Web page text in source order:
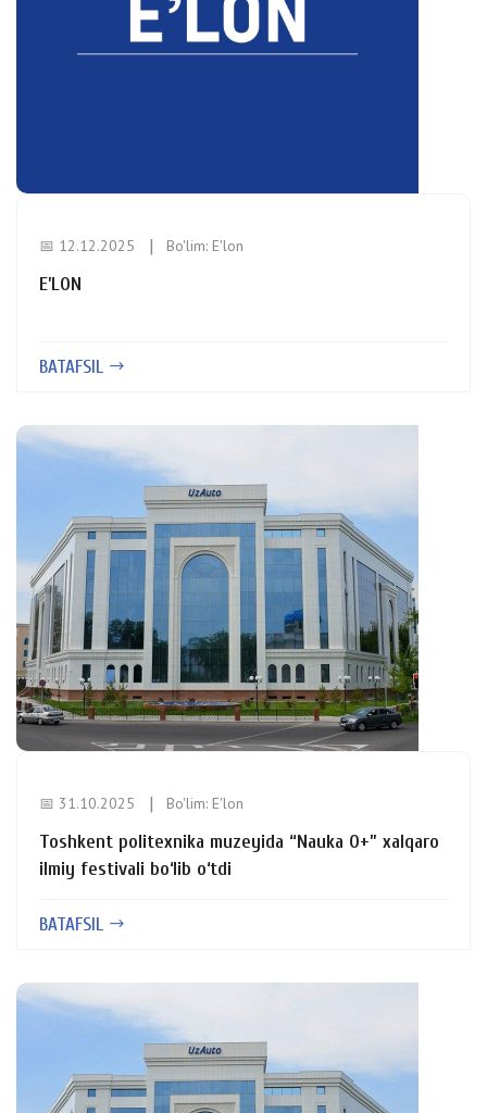
📅 12.12.2025 Bo'lim: E'lon
E’LON
BATAFSIL
📅 31.10.2025 Bo'lim: E'lon
Toshkent politexnika muzeyida “Nauka 0+” xalqaro
ilmiy festivali bo‘lib o‘tdi
BATAFSIL